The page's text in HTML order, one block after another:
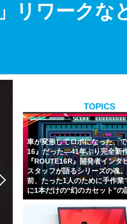
リワークな
TOPICS
車が変形してロボになった、
16』だった―41年ぶり完全新
『ROUTE16R』開発者インタ
スタッフが語るシリーズの魂
前、たった1人のために手作業
に1本だけの“幻のカセット”の